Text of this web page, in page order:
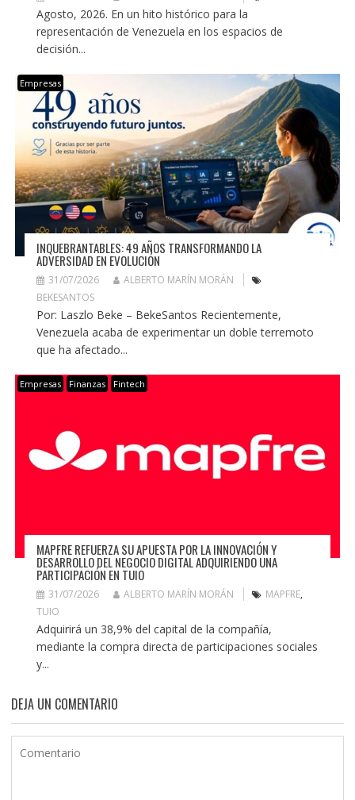
Agosto, 2026. En un hito histórico para la
representación de Venezuela en los espacios de
decisión...
Empresas
INQUEBRANTABLES: 49 AÑOS TRANSFORMANDO LA
ADVERSIDAD EN EVOLUCIÓN
31/07/2026
ALBERTO MARÍN MORÁN
BEKESANTOS
Por: Laszlo Beke – BekeSantos Recientemente,
Venezuela acaba de experimentar un doble terremoto
que ha afectado...
Empresas Finanzas Fintech
MAPFRE REFUERZA SU APUESTA POR LA INNOVACIÓN Y
DESARROLLO DEL NEGOCIO DIGITAL ADQUIRIENDO UNA
PARTICIPACIÓN EN TUIO
31/07/2026 ALBERTO MARÍN MORÁN MAPFRE,
TUIO
Adquirirá un 38,9% del capital de la compañía,
mediante la compra directa de participaciones sociales
y...
DEJA UN COMENTARIO